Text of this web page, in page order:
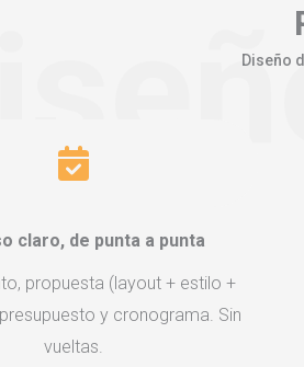
Diseño
claro, de punta a punta
propuesta (layout + estilo +
y cronograma. Sin
vueltas.